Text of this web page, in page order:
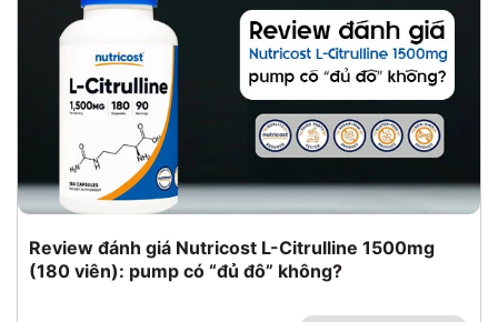
Review đánh giá Nutricost L-Citrulline 1500mg
(180 viên): pump có “đủ đô” không?